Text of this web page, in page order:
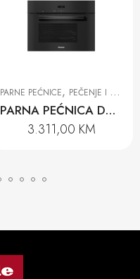
PARNE PEĆNICE, PEČENJE I PRIPREMA NA PARI
PARNA PEĆNICA DG 2840 OBSW
3.311,00 KM